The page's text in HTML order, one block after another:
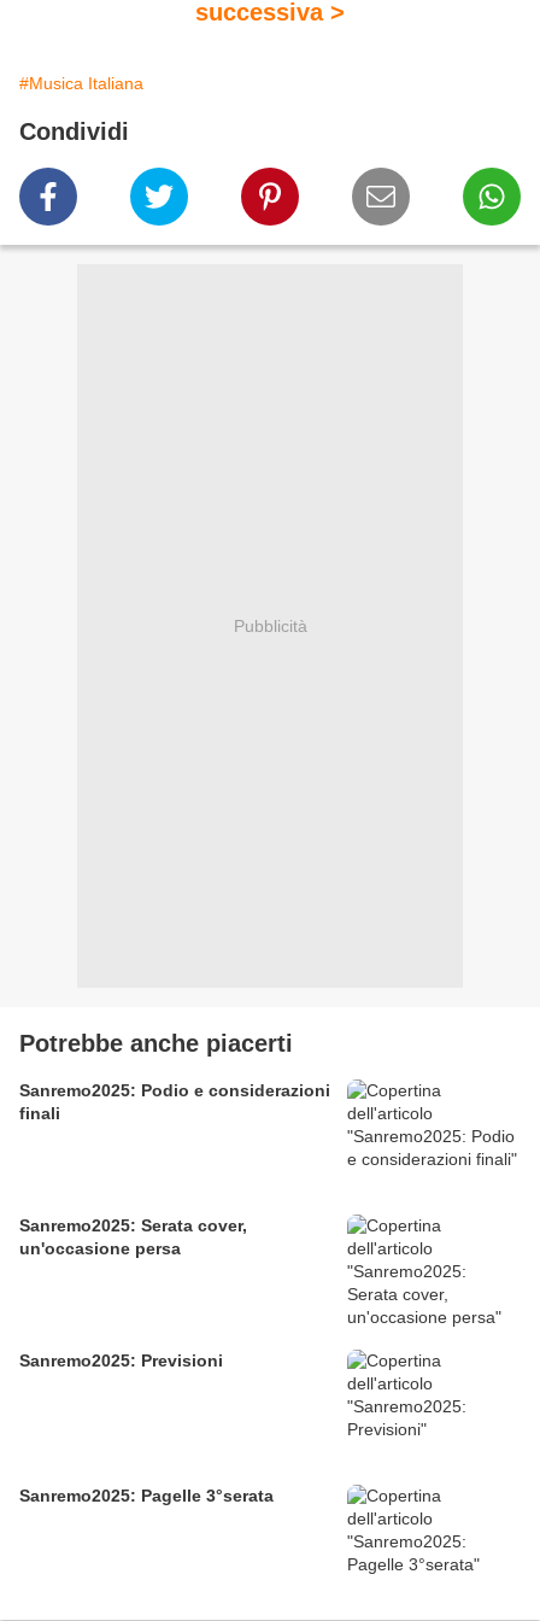
successiva >
#Musica Italiana
Condividi
Pubblicità
Potrebbe anche piacerti
Sanremo2025: Podio e considerazioni
finali
Sanremo2025: Serata cover,
un'occasione persa
Sanremo2025: Previsioni
Sanremo2025: Pagelle 3°serata